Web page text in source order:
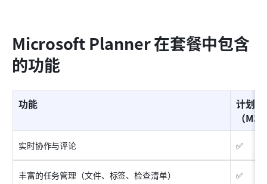
Microsoft Planner 在套餐中包含
的功能
功能
计划工
（
实时协作与评论 ✅
丰富的任务管理（文件、标签、检查清单） ✅